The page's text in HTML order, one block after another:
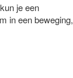
je een
in een beweging,